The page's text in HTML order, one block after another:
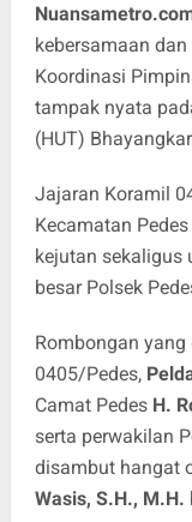
kebersamaan
Koordinasi
tampak nyata
(HUT)
Jajaran Koramil
Kecamatan
kejutan sekaligus
besar Polsek
Rombongan
0405/Pedes,
Camat Pedes H.
serta perwakilan
disambut hangat
Wasis, S.H., M.H.